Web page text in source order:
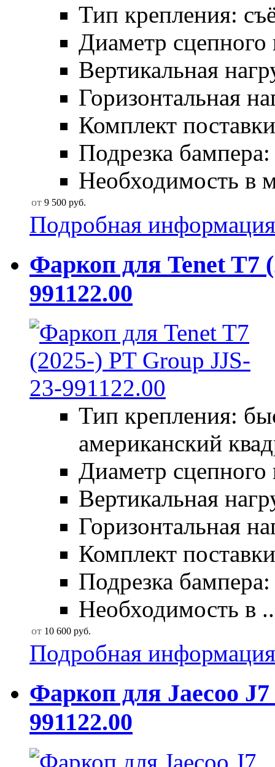
Тип крепления:
Диаметр
Вертикальная
Горизонтальная
Комплект
Подрезка
Необходимость в
от 9 500 руб.
Подробная информация
Фаркоп для Tenet T7
991122.00
Тип крепления:
американский
Диаметр
Вертикальная
Горизонтальная
Комплект
Подрезка
Необходимость в
от 10 600 руб.
Подробная информация
Фаркоп для Jaecoo
991122.00